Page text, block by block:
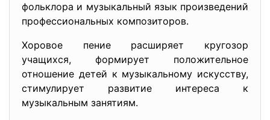
фольклора и музыкальный язык произведений
профессиональных композиторов.
Хоровое пение расширяет кругозор
учащихся, формирует положительное
отношение детей к музыкальному искусству,
стимулирует развитие интереса к
музыкальным занятиям.